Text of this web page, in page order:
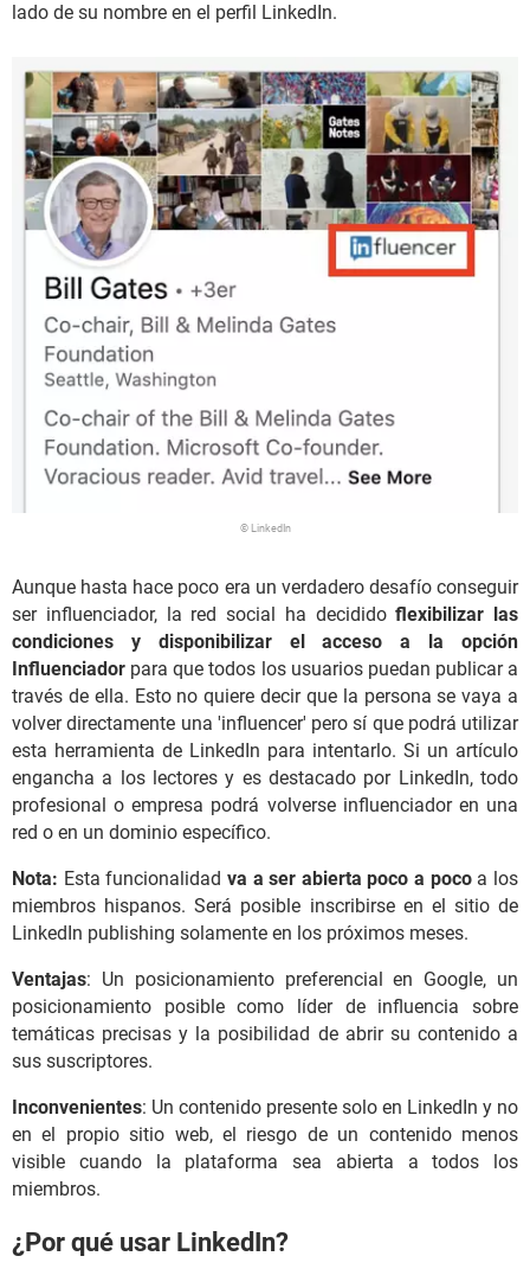
lado de su nombre en el perfil LinkedIn.
© LinkedIn
Aunque hasta hace poco era un verdadero desafío conseguir
ser influenciador, la red social ha decididoflexibilizar las
condiciones y disponibilizar el acceso a la opción
Influenciador para que todos los usuarios puedan publicar a
través de ella. Esto no quiere decir que la persona se vaya a
volver directamente una 'influencer' pero sí que podrá utilizar
esta herramienta de LinkedIn para intentarlo. Si un artículo
engancha a los lectores y es destacado por LinkedIn, todo
profesional o empresa podrá volverse influenciador en una
red o en un dominio específico.
Nota: Esta funcionalidad va a ser abierta poco a pocoa los
miembros hispanos. Será posible inscribirse en el sitio de
LinkedIn publishing solamente en los próximos meses.
Ventajas: Un posicionamiento preferencial en Google, un
posicionamiento posible como líder de influencia sobre
temáticas precisas y la posibilidad de abrir su contenido a
sus suscriptores.
Inconvenientes: Un contenido presente solo en LinkedIn y no
en el propio sitio web, el riesgo de un contenido menos
visible cuando la plataforma sea abierta a todos los
miembros.
¿Por qué usar LinkedIn?